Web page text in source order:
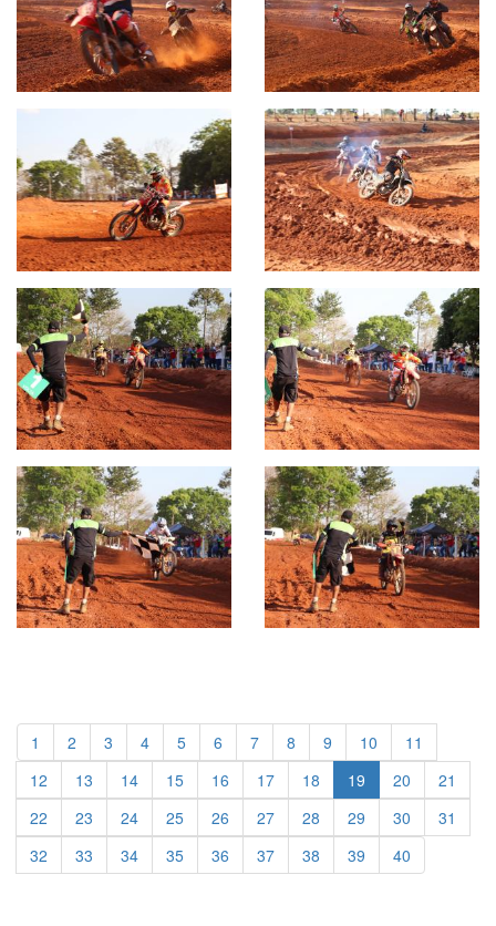
1 2 3 4 5 6 7 8 9 10
11
12
13 14 15 16 17 18 19 20
21
22
23 24 25 26 27 28 29 30
31
32
33 34 35 36 37 38 39 40